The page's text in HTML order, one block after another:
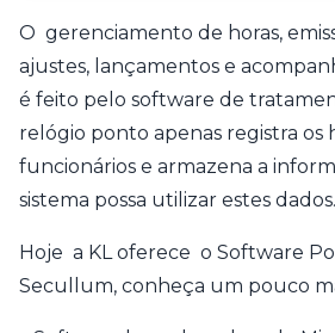
O gerenciamento de horas,
ajustes, lançamentos e
é feito pelo software de
relógio ponto apenas registra os
funcionários e armazena a
sistema possa utilizar estes dados.
Hoje a KL oferece o Software
Secullum, conheça um pouco